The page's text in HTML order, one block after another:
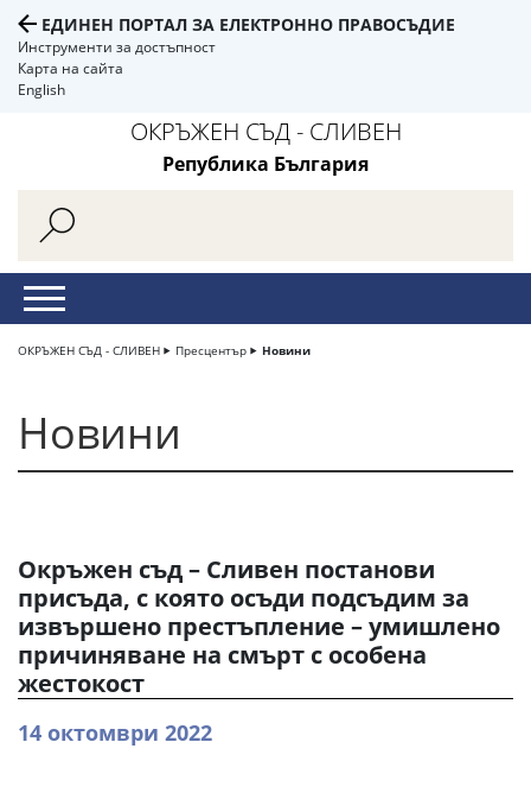
ЕДИНЕН ПОРТАЛ ЗА ЕЛЕКТРОННО ПРАВОСЪДИЕ
Инструменти за достъпност
Карта на сайта
English
ОКРЪЖЕН СЪД - СЛИВЕН
Република България
ОКРЪЖЕН СЪД - СЛИВЕН Пресцентър Новини
Новини
Окръжен съд – Сливен постанови
присъда, с която осъди подсъдим за
извършено престъпление – умишлено
причиняване на смърт с особена
жестокост
14 октомври 2022